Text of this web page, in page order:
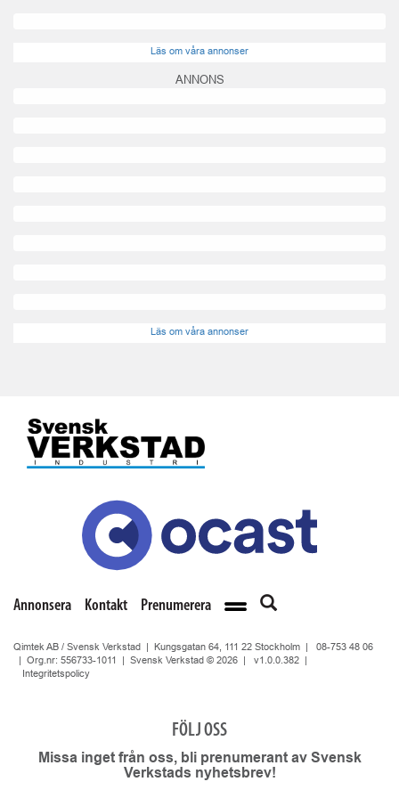
Läs om våra annonser
ANNONS
Läs om våra annonser
Annonsera Kontakt Prenumerera
Qimtek AB / Svensk Verkstad | Kungsgatan 64, 111 22 Stockholm | 08-753 48 06
| Org.nr: 556733-1011 | Svensk Verkstad © 2026 | v1.0.0.382
Integritetspolicy
FÖLJ OSS
Missa inget från oss, bli prenumerant av Svensk
Verkstads nyhetsbrev!